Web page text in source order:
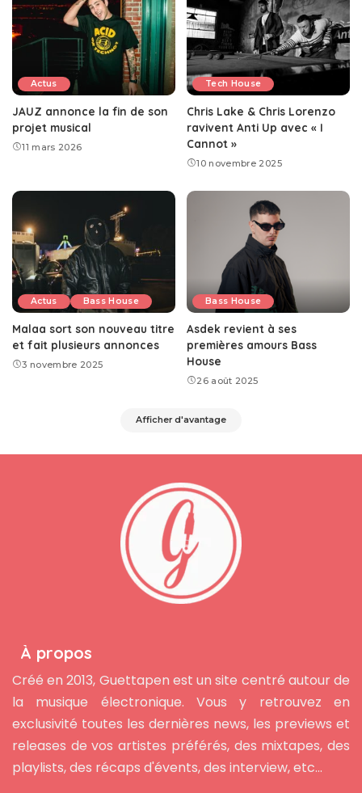
Actus
JAUZ annonce la fin de son
projet musical
11 mars 2026
Tech House
Chris Lake & Chris Lorenzo
ravivent Anti Up avec « I
Cannot »
10 novembre 2025
Actus Bass House
Malaa sort son nouveau titre
et fait plusieurs annonces
3 novembre 2025
Bass House
Asdek revient à ses
premières amours Bass
House
26 août 2025
Afficher d'avantage
À propos
Créé en 2013, Guettapen est un site centré autour de
la musique électronique. Vous y retrouvez en
exclusivité toutes les dernières news, les previews et
releases de vos artistes préférés, des mixtapes, des
playlists, des récaps d'évents, des interview, etc...